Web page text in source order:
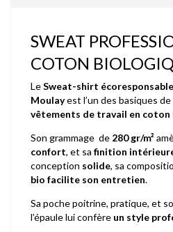
SWEAT
COTON
LeSweat-shirt
Moulayest l’un des basiques
vêtements de travail en coton
Son grammage de 280 gr/m²
confort, et sa finition
conception solide, sa
bio facilite son entretien.
Sa poche poitrine, pratique, et
l’épaule lui confère un style